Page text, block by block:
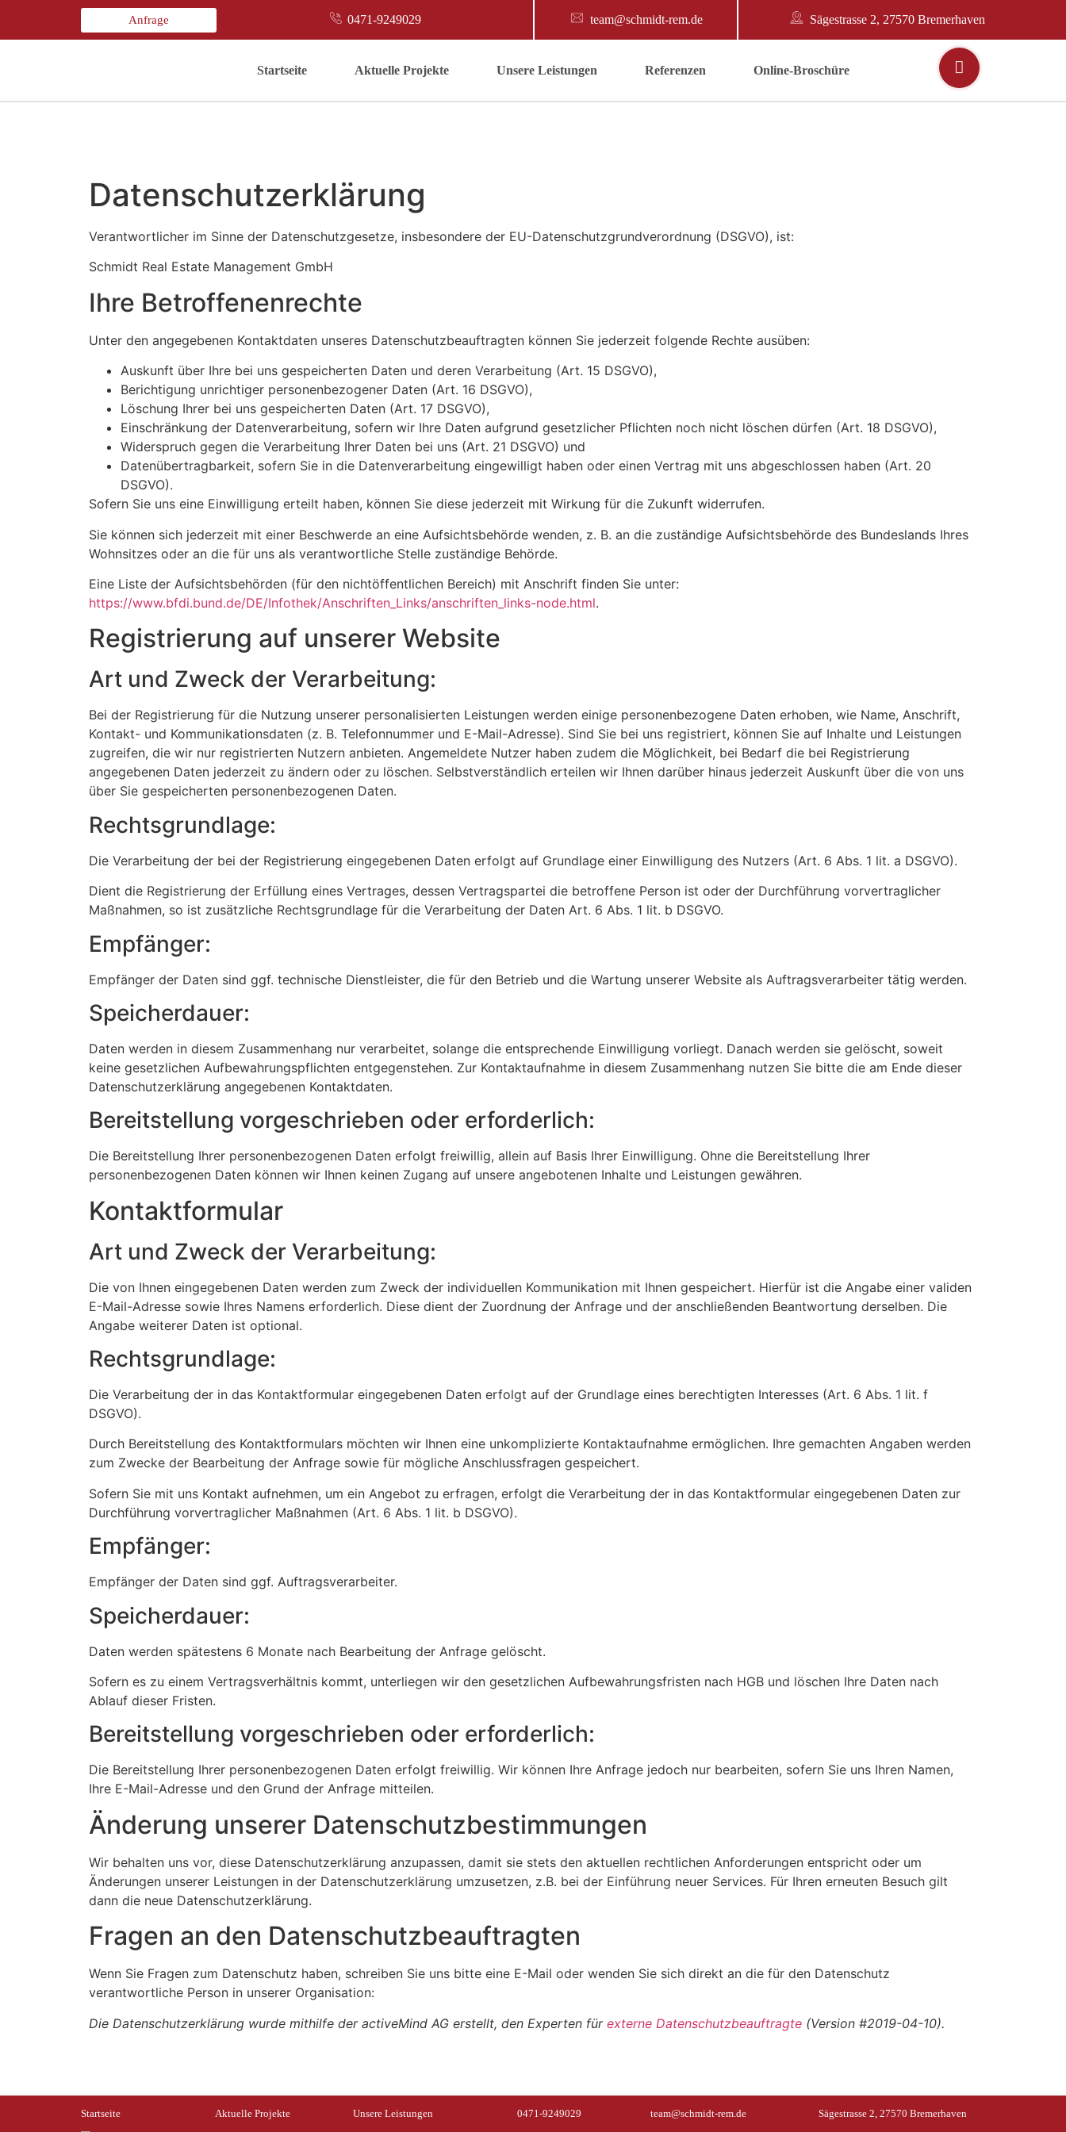
Anfrage 0471-9249029 team@schmidt-rem.de Sägestrasse 2, 27570 Bremerhaven
Startseite Аktuelle Projekte Unsere Leistungen Referenzen Online-Broschüre
Datenschutzerklärung
Verantwortlicher im Sinne der Datenschutzgesetze, insbesondere der EU-Datenschutzgrundverordnung (DSGVO), ist:
Schmidt Real Estate Management GmbH
Ihre Betroffenenrechte
Unter den angegebenen Kontaktdaten unseres Datenschutzbeauftragten können Sie jederzeit folgende Rechte ausüben:
Auskunft über Ihre bei uns gespeicherten Daten und deren Verarbeitung (Art. 15 DSGVO),
Berichtigung unrichtiger personenbezogener Daten (Art. 16 DSGVO),
Löschung Ihrer bei uns gespeicherten Daten (Art. 17 DSGVO),
Einschränkung der Datenverarbeitung, sofern wir Ihre Daten aufgrund gesetzlicher Pflichten noch nicht löschen dürfen (Art. 18 DSGVO),
Widerspruch gegen die Verarbeitung Ihrer Daten bei uns (Art. 21 DSGVO) und
Datenübertragbarkeit, sofern Sie in die Datenverarbeitung eingewilligt haben oder einen Vertrag mit uns abgeschlossen haben (Art. 20
DSGVO).
Sofern Sie uns eine Einwilligung erteilt haben, können Sie diese jederzeit mit Wirkung für die Zukunft widerrufen.
Sie können sich jederzeit mit einer Beschwerde an eine Aufsichtsbehörde wenden, z. B. an die zuständige Aufsichtsbehörde des Bundeslands Ihres
Wohnsitzes oder an die für uns als verantwortliche Stelle zuständige Behörde.
Eine Liste der Aufsichtsbehörden (für den nichtöffentlichen Bereich) mit Anschrift finden Sie unter:
https://www.bfdi.bund.de/DE/Infothek/Anschriften_Links/anschriften_links-node.html.
Registrierung auf unserer Website
Art und Zweck der Verarbeitung:
Bei der Registrierung für die Nutzung unserer personalisierten Leistungen werden einige personenbezogene Daten erhoben, wie Name, Anschrift,
Kontakt- und Kommunikationsdaten (z. B. Telefonnummer und E-Mail-Adresse). Sind Sie bei uns registriert, können Sie auf Inhalte und Leistungen
zugreifen, die wir nur registrierten Nutzern anbieten. Angemeldete Nutzer haben zudem die Möglichkeit, bei Bedarf die bei Registrierung
angegebenen Daten jederzeit zu ändern oder zu löschen. Selbstverständlich erteilen wir Ihnen darüber hinaus jederzeit Auskunft über die von uns
über Sie gespeicherten personenbezogenen Daten.
Rechtsgrundlage:
Die Verarbeitung der bei der Registrierung eingegebenen Daten erfolgt auf Grundlage einer Einwilligung des Nutzers (Art. 6 Abs. 1 lit. a DSGVO).
Dient die Registrierung der Erfüllung eines Vertrages, dessen Vertragspartei die betroffene Person ist oder der Durchführung vorvertraglicher
Maßnahmen, so ist zusätzliche Rechtsgrundlage für die Verarbeitung der Daten Art. 6 Abs. 1 lit. b DSGVO.
Empfänger:
Empfänger der Daten sind ggf. technische Dienstleister, die für den Betrieb und die Wartung unserer Website als Auftragsverarbeiter tätig werden.
Speicherdauer:
Daten werden in diesem Zusammenhang nur verarbeitet, solange die entsprechende Einwilligung vorliegt. Danach werden sie gelöscht, soweit
keine gesetzlichen Aufbewahrungspflichten entgegenstehen. Zur Kontaktaufnahme in diesem Zusammenhang nutzen Sie bitte die am Ende dieser
Datenschutzerklärung angegebenen Kontaktdaten.
Bereitstellung vorgeschrieben oder erforderlich:
Die Bereitstellung Ihrer personenbezogenen Daten erfolgt freiwillig, allein auf Basis Ihrer Einwilligung. Ohne die Bereitstellung Ihrer
personenbezogenen Daten können wir Ihnen keinen Zugang auf unsere angebotenen Inhalte und Leistungen gewähren.
Kontaktformular
Art und Zweck der Verarbeitung:
Die von Ihnen eingegebenen Daten werden zum Zweck der individuellen Kommunikation mit Ihnen gespeichert. Hierfür ist die Angabe einer validen
E-Mail-Adresse sowie Ihres Namens erforderlich. Diese dient der Zuordnung der Anfrage und der anschließenden Beantwortung derselben. Die
Angabe weiterer Daten ist optional.
Rechtsgrundlage:
Die Verarbeitung der in das Kontaktformular eingegebenen Daten erfolgt auf der Grundlage eines berechtigten Interesses (Art. 6 Abs. 1 lit. f
DSGVO).
Durch Bereitstellung des Kontaktformulars möchten wir Ihnen eine unkomplizierte Kontaktaufnahme ermöglichen. Ihre gemachten Angaben werden
zum Zwecke der Bearbeitung der Anfrage sowie für mögliche Anschlussfragen gespeichert.
Sofern Sie mit uns Kontakt aufnehmen, um ein Angebot zu erfragen, erfolgt die Verarbeitung der in das Kontaktformular eingegebenen Daten zur
Durchführung vorvertraglicher Maßnahmen (Art. 6 Abs. 1 lit. b DSGVO).
Empfänger:
Empfänger der Daten sind ggf. Auftragsverarbeiter.
Speicherdauer:
Daten werden spätestens 6 Monate nach Bearbeitung der Anfrage gelöscht.
Sofern es zu einem Vertragsverhältnis kommt, unterliegen wir den gesetzlichen Aufbewahrungsfristen nach HGB und löschen Ihre Daten nach
Ablauf dieser Fristen.
Bereitstellung vorgeschrieben oder erforderlich:
Die Bereitstellung Ihrer personenbezogenen Daten erfolgt freiwillig. Wir können Ihre Anfrage jedoch nur bearbeiten, sofern Sie uns Ihren Namen,
Ihre E-Mail-Adresse und den Grund der Anfrage mitteilen.
Änderung unserer Datenschutzbestimmungen
Wir behalten uns vor, diese Datenschutzerklärung anzupassen, damit sie stets den aktuellen rechtlichen Anforderungen entspricht oder um
Änderungen unserer Leistungen in der Datenschutzerklärung umzusetzen, z.B. bei der Einführung neuer Services. Für Ihren erneuten Besuch gilt
dann die neue Datenschutzerklärung.
Fragen an den Datenschutzbeauftragten
Wenn Sie Fragen zum Datenschutz haben, schreiben Sie uns bitte eine E-Mail oder wenden Sie sich direkt an die für den Datenschutz
verantwortliche Person in unserer Organisation:
Die Datenschutzerklärung wurde mithilfe der activeMind AG erstellt, den Experten für externe Datenschutzbeauftragte (Version #2019-04-10).
Startseite Аktuelle Projekte Unsere Leistungen 0471-9249029 team@schmidt-rem.de Sägestrasse 2, 27570 Bremerhaven